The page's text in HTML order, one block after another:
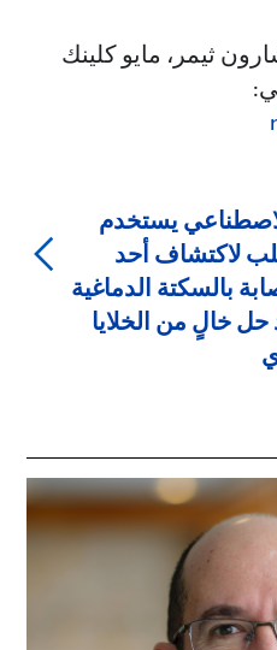
ثيمر، مايو كلينك
يستخدم
لاكتشاف أحد
بالسكتة الدماغية
خالٍ من الخلايا